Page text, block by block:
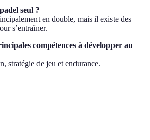
seul ?
en double, mais il existe des
s’entraîner.
compétences à développer au
stratégie de jeu et endurance.